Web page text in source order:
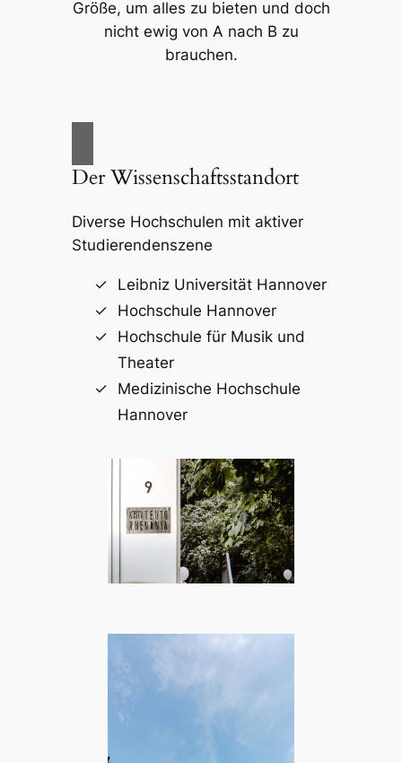
Größe, um alles zu bieten und doch
nicht ewig von A nach B zu
brauchen.
Der Wissenschaftsstandort
Diverse Hochschulen mit aktiver
Studierendenszene
Leibniz Universität Hannover
Hochschule Hannover
Hochschule für Musik und
Theater
Medizinische Hochschule
Hannover